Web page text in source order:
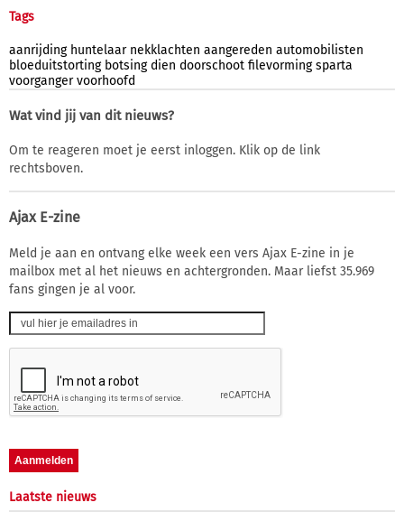
Tags
aanrijding huntelaar nekklachten aangereden automobilisten
bloeduitstorting botsing dien doorschoot filevorming sparta
voorganger voorhoofd
Wat vind jij van dit nieuws?
Om te reageren moet je eerst inloggen. Klik op de link
rechtsboven.
Ajax E-zine
Meld je aan en ontvang elke week een vers Ajax E-zine in je
mailbox met al het nieuws en achtergronden. Maar liefst 35.969
fans gingen je al voor.
Laatste nieuws